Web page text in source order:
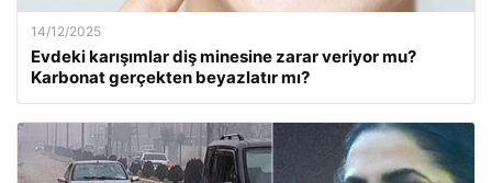
14/12/2025
Evdeki karışımlar diş minesine zarar veriyor mu?
Karbonat gerçekten beyazlatır mı?